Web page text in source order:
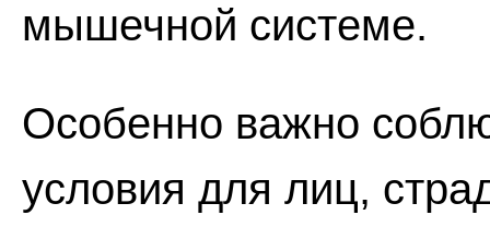
мышечной системе.
Особенно важно
условия для лиц,